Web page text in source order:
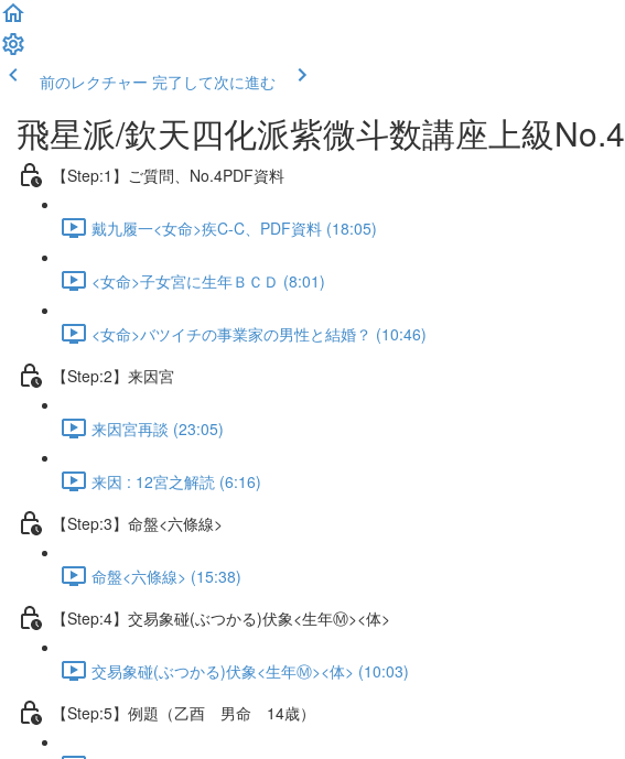
前のレクチャー 完了して次に進む
飛星派/欽天四化派紫微斗数講座上級No.4
【Step:1】ご質問、No.4PDF資料
戴九履一<女命>疾C-C、PDF資料 (18:05)
<女命>子女宮に生年ＢＣＤ (8:01)
<女命>バツイチの事業家の男性と結婚？ (10:46)
【Step:2】来因宮
来因宮再談 (23:05)
来因 : 12宮之解読 (6:16)
【Step:3】命盤<六條線>
命盤<六條線> (15:38)
【Step:4】交易象碰(ぶつかる)伏象<生年Ⓜ><体>
交易象碰(ぶつかる)伏象<生年Ⓜ><体> (10:03)
【Step:5】例題（乙酉 男命 14歳）